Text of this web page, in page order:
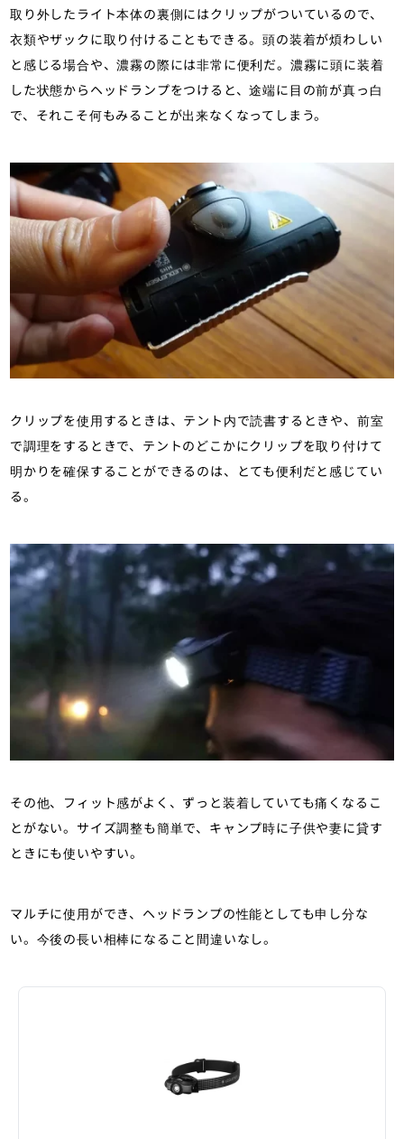
取り外したライト本体の裏側にはクリップがついているので、
衣類やザックに取り付けることもできる。頭の装着が煩わしい
と感じる場合や、濃霧の際には非常に便利だ。濃霧に頭に装着
した状態からヘッドランプをつけると、途端に目の前が真っ白
で、それこそ何もみることが出来なくなってしまう。
クリップを使用するときは、テント内で読書するときや、前室
で調理をするときで、テントのどこかにクリップを取り付けて
明かりを確保することができるのは、とても便利だと感じてい
る。
その他、フィット感がよく、ずっと装着していても痛くなるこ
とがない。サイズ調整も簡単で、キャンプ時に子供や妻に貸す
ときにも使いやすい。
マルチに使用ができ、ヘッドランプの性能としても申し分な
い。今後の長い相棒になること間違いなし。